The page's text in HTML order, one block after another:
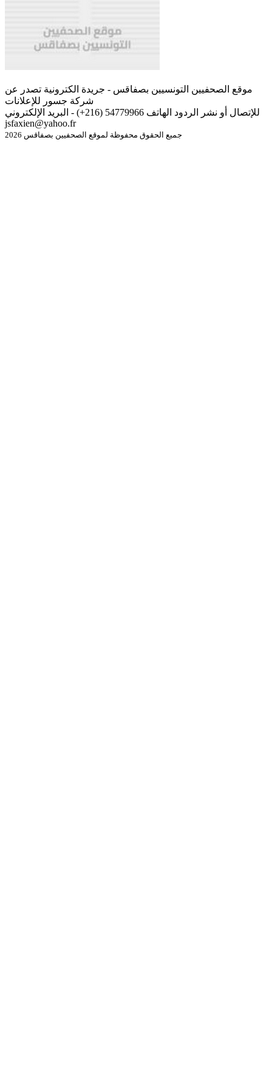
موقع الصحفيين التونسيين بصفاقس - جريدة الكترونية تصدر عن
شركة جسور للإعلانات
للإتصال أو نشر الردود الهاتف 54779966 (216+) - البريد الإلكتروني
jsfaxien@yahoo.fr
جميع الحقوق محفوظة لموقع الصحفيين بصفاقس 2026